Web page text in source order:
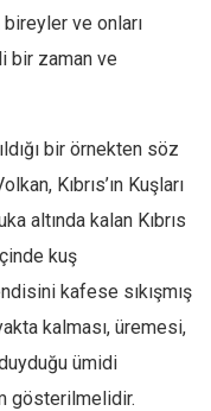
ve onları
bir zaman ve
bir örnekten söz
Kıbrıs’ın Kuşları
altında kalan Kıbrıs
kuş
kafese sıkışmış
kalması, üremesi,
ümidi
gösterilmelidir.